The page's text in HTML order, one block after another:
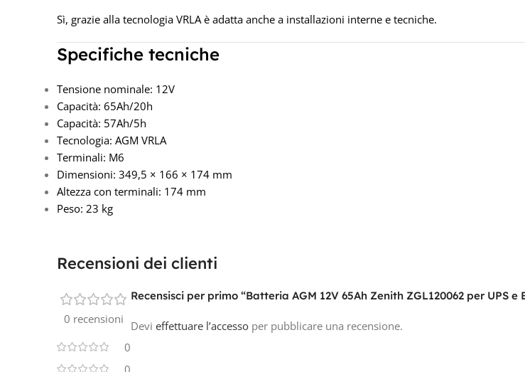
Sì, grazie alla tecnologia VRLA è adatta anche a installazioni interne e tecniche.
Specifiche tecniche
Tensione nominale: 12V
Capacità: 65Ah/20h
Capacità: 57Ah/5h
Tecnologia: AGM VRLA
Terminali: M6
Dimensioni: 349,5 × 166 × 174 mm
Altezza con terminali: 174 mm
Peso: 23 kg
Recensioni dei clienti
0 recensioni
0
0
Recensisci per primo “Batteria AGM 12V 65Ah Zenith ZGL120062 per UPS e
Devi effettuare l’accesso per pubblicare una recensione.